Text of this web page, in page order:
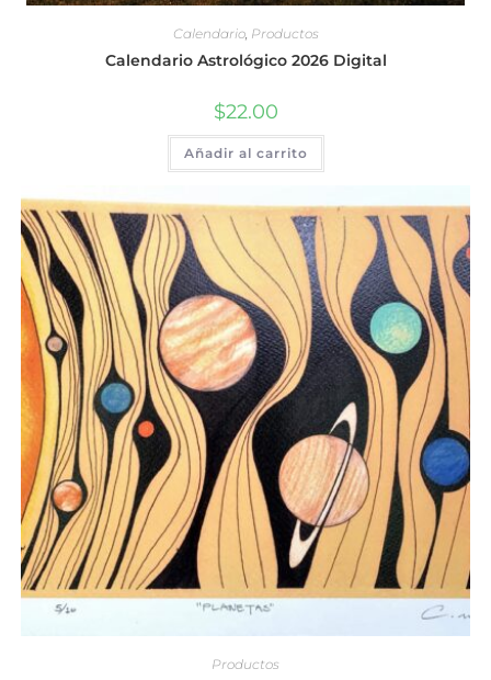
Calendario, Productos
Calendario Astrológico 2026 Digital
$22.00
Añadir al carrito
Productos